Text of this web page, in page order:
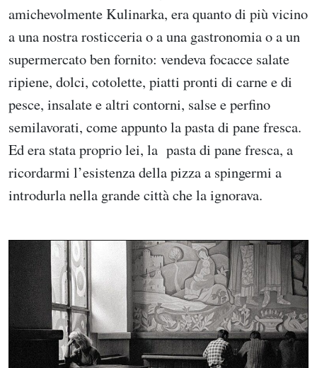
amichevolmente Kulinarka, era quanto di più vicino
a una nostra rosticceria o a una gastronomia o a un
supermercato ben fornito: vendeva focacce salate
ripiene, dolci, cotolette, piatti pronti di carne e di
pesce, insalate e altri contorni, salse e perfino
semilavorati, come appunto la pasta di pane fresca.
Ed era stata proprio lei, la pasta di pane fresca, a
ricordarmi l’esistenza della pizza a spingermi a
introdurla nella grande città che la ignorava.